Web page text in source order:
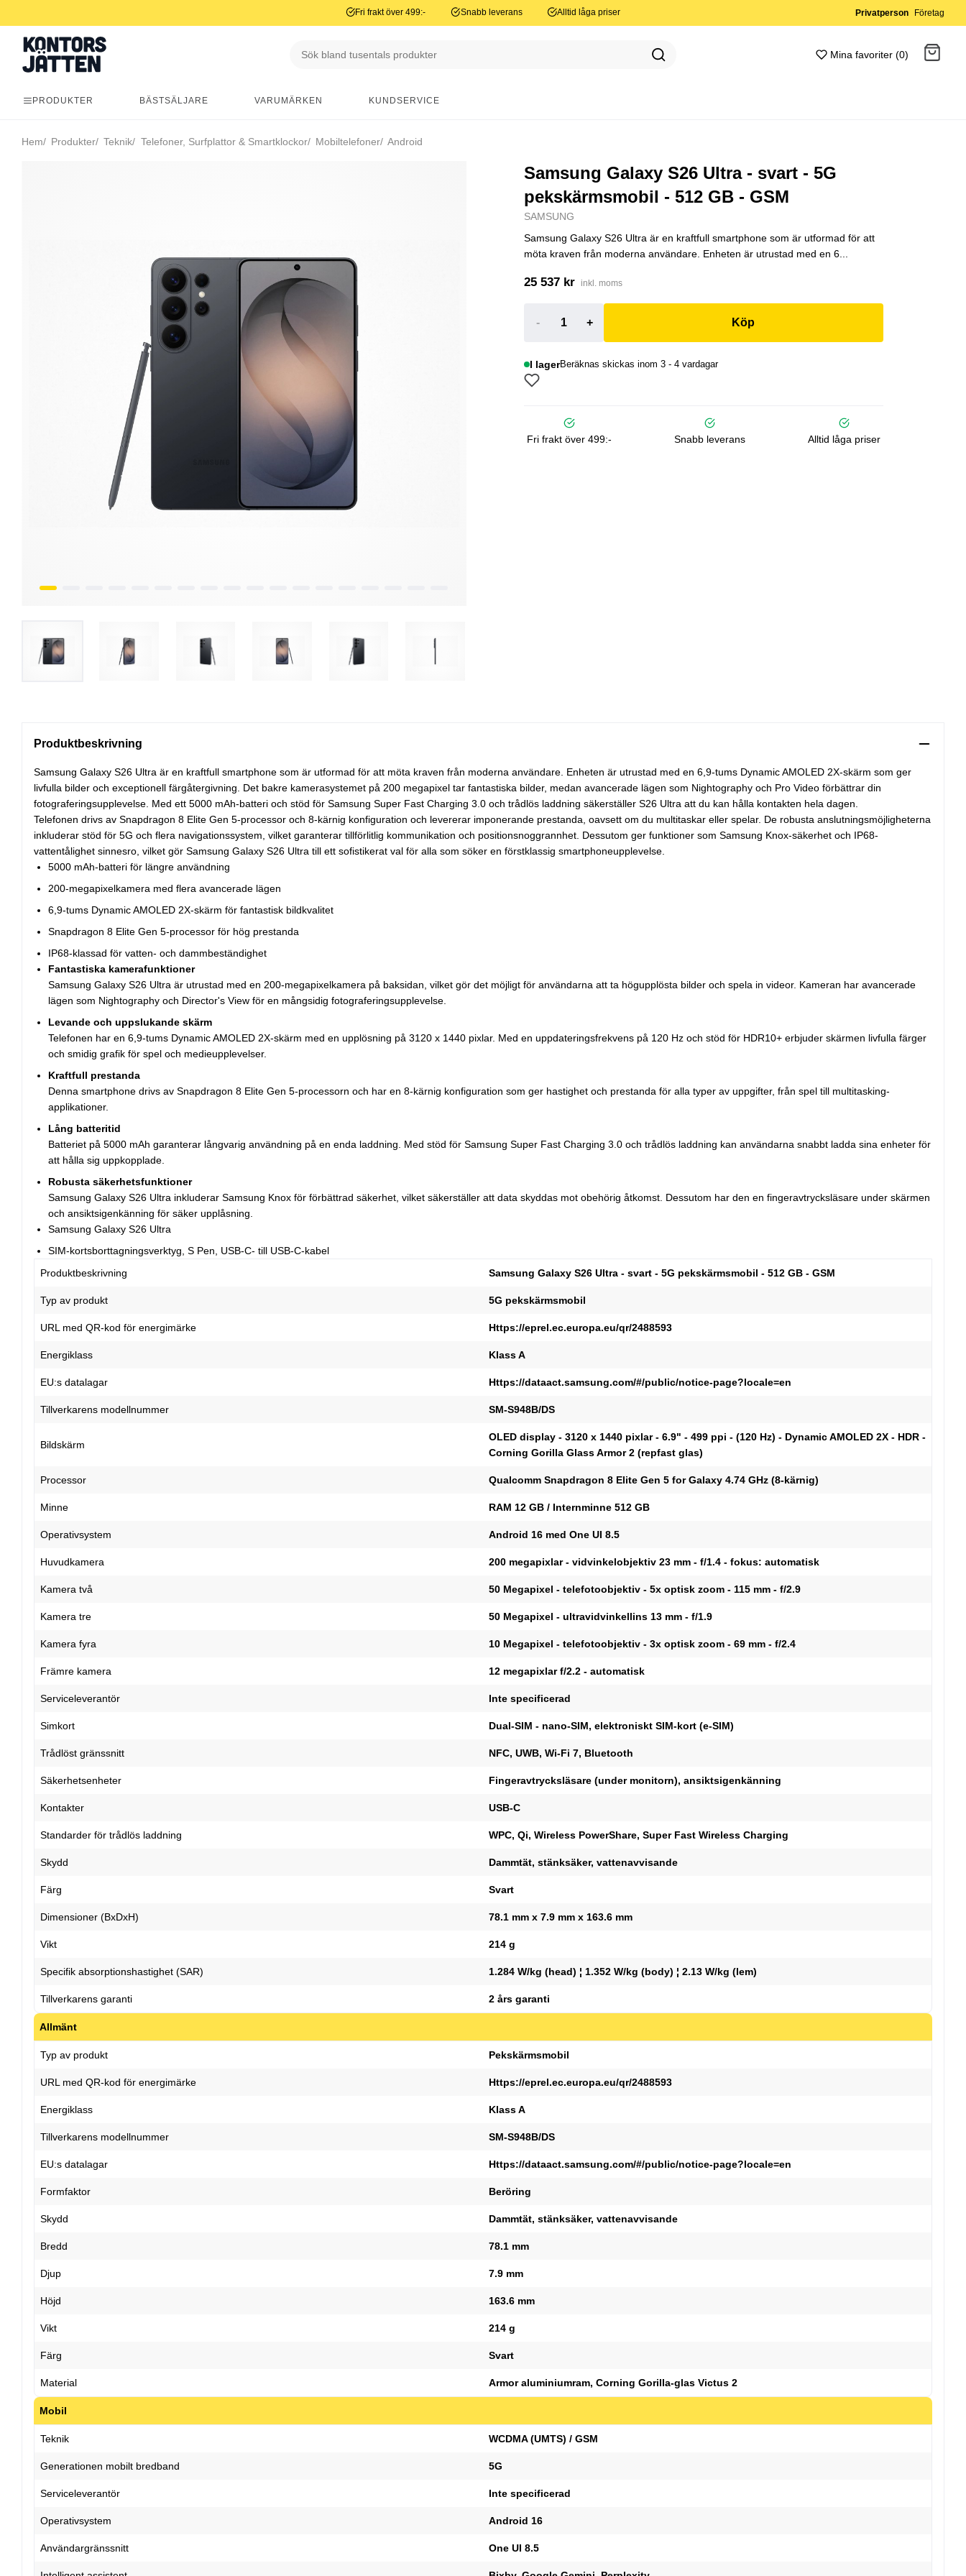
Fri frakt över 499:- Snabb leverans Alltid låga priser Privatperson Företag
Mina favoriter (0)
PRODUKTER BÄSTSÄLJARE VARUMÄRKEN KUNDSERVICE
Hem Produkter Teknik Telefoner, Surfplattor & Smartklockor Mobiltelefoner Android
Samsung Galaxy S26 Ultra - svart - 5G
pekskärmsmobil - 512 GB - GSM
SAMSUNG
Samsung Galaxy S26 Ultra är en kraftfull smartphone som är utformad för att
möta kraven från moderna användare. Enheten är utrustad med en 6...
25 537 kr inkl. moms
- + Köp
I lagerBeräknas skickas inom 3 - 4 vardagar
Fri frakt över 499:- Snabb leverans Alltid låga priser
Produktbeskrivning
Samsung Galaxy S26 Ultra är en kraftfull smartphone som är utformad för att möta kraven från moderna användare. Enheten är utrustad med en 6,9-tums Dynamic AMOLED 2X-skärm som ger
livfulla bilder och exceptionell färgåtergivning. Det bakre kamerasystemet på 200 megapixel tar fantastiska bilder, medan avancerade lägen som Nightography och Pro Video förbättrar din
fotograferingsupplevelse. Med ett 5000 mAh-batteri och stöd för Samsung Super Fast Charging 3.0 och trådlös laddning säkerställer S26 Ultra att du kan hålla kontakten hela dagen.
Telefonen drivs av Snapdragon 8 Elite Gen 5-processor och 8-kärnig konfiguration och levererar imponerande prestanda, oavsett om du multitaskar eller spelar. De robusta anslutningsmöjligheterna
inkluderar stöd för 5G och flera navigationssystem, vilket garanterar tillförlitlig kommunikation och positionsnoggrannhet. Dessutom ger funktioner som Samsung Knox-säkerhet och IP68-
vattentålighet sinnesro, vilket gör Samsung Galaxy S26 Ultra till ett sofistikerat val för alla som söker en förstklassig smartphoneupplevelse.
5000 mAh-batteri för längre användning
200-megapixelkamera med flera avancerade lägen
6,9-tums Dynamic AMOLED 2X-skärm för fantastisk bildkvalitet
Snapdragon 8 Elite Gen 5-processor för hög prestanda
IP68-klassad för vatten- och dammbeständighet
Fantastiska kamerafunktioner
Samsung Galaxy S26 Ultra är utrustad med en 200-megapixelkamera på baksidan, vilket gör det möjligt för användarna att ta högupplösta bilder och spela in videor. Kameran har avancerade
lägen som Nightography och Director's View för en mångsidig fotograferingsupplevelse.
Levande och uppslukande skärm
Telefonen har en 6,9-tums Dynamic AMOLED 2X-skärm med en upplösning på 3120 x 1440 pixlar. Med en uppdateringsfrekvens på 120 Hz och stöd för HDR10+ erbjuder skärmen livfulla färger
och smidig grafik för spel och medieupplevelser.
Kraftfull prestanda
Denna smartphone drivs av Snapdragon 8 Elite Gen 5-processorn och har en 8-kärnig konfiguration som ger hastighet och prestanda för alla typer av uppgifter, från spel till multitasking-
applikationer.
Lång batteritid
Batteriet på 5000 mAh garanterar långvarig användning på en enda laddning. Med stöd för Samsung Super Fast Charging 3.0 och trådlös laddning kan användarna snabbt ladda sina enheter för
att hålla sig uppkopplade.
Robusta säkerhetsfunktioner
Samsung Galaxy S26 Ultra inkluderar Samsung Knox för förbättrad säkerhet, vilket säkerställer att data skyddas mot obehörig åtkomst. Dessutom har den en fingeravtrycksläsare under skärmen
och ansiktsigenkänning för säker upplåsning.
Samsung Galaxy S26 Ultra
SIM-kortsborttagningsverktyg, S Pen, USB-C- till USB-C-kabel
Produktbeskrivning
Samsung Galaxy S26 Ultra - svart - 5G pekskärmsmobil - 512 GB - GSM
Typ av produkt 5G pekskärmsmobil
URL med QR-kod för energimärke Https://eprel.ec.europa.eu/qr/2488593
Energiklass Klass A
EU:s datalagar Https://dataact.samsung.com/#/public/notice-page?locale=en
Tillverkarens modellnummer SM-S948B/DS
Bildskärm
OLED display - 3120 x 1440 pixlar - 6.9" - 499 ppi - (120 Hz) - Dynamic AMOLED 2X - HDR -
Corning Gorilla Glass Armor 2 (repfast glas)
Processor Qualcomm Snapdragon 8 Elite Gen 5 for Galaxy 4.74 GHz (8-kärnig)
Minne RAM 12 GB / Internminne 512 GB
Operativsystem Android 16 med One UI 8.5
Huvudkamera 200 megapixlar - vidvinkelobjektiv 23 mm - f/1.4 - fokus: automatisk
Kamera två 50 Megapixel - telefotoobjektiv - 5x optisk zoom - 115 mm - f/2.9
Kamera tre 50 Megapixel - ultravidvinkellins 13 mm - f/1.9
Kamera fyra 10 Megapixel - telefotoobjektiv - 3x optisk zoom - 69 mm - f/2.4
Främre kamera 12 megapixlar f/2.2 - automatisk
Serviceleverantör Inte specificerad
Simkort Dual-SIM - nano-SIM, elektroniskt SIM-kort (e-SIM)
Trådlöst gränssnitt NFC, UWB, Wi-Fi 7, Bluetooth
Säkerhetsenheter Fingeravtrycksläsare (under monitorn), ansiktsigenkänning
Kontakter USB-C
Standarder för trådlös laddning WPC, Qi, Wireless PowerShare, Super Fast Wireless Charging
Skydd Dammtät, stänksäker, vattenavvisande
Färg Svart
Dimensioner (BxDxH) 78.1 mm x 7.9 mm x 163.6 mm
Vikt 214 g
Specifik absorptionshastighet (SAR) 1.284 W/kg (head) ¦ 1.352 W/kg (body) ¦ 2.13 W/kg (lem)
Tillverkarens garanti 2 års garanti
Allmänt
Typ av produkt Pekskärmsmobil
URL med QR-kod för energimärke Https://eprel.ec.europa.eu/qr/2488593
Energiklass Klass A
Tillverkarens modellnummer SM-S948B/DS
EU:s datalagar Https://dataact.samsung.com/#/public/notice-page?locale=en
Formfaktor Beröring
Skydd Dammtät, stänksäker, vattenavvisande
Bredd 78.1 mm
Djup 7.9 mm
Höjd 163.6 mm
Vikt 214 g
Färg Svart
Material Armor aluminiumram, Corning Gorilla-glas Victus 2
Mobil
Teknik WCDMA (UMTS) / GSM
Generationen mobilt bredband 5G
Serviceleverantör Inte specificerad
Operativsystem Android 16
Användargränssnitt One UI 8.5